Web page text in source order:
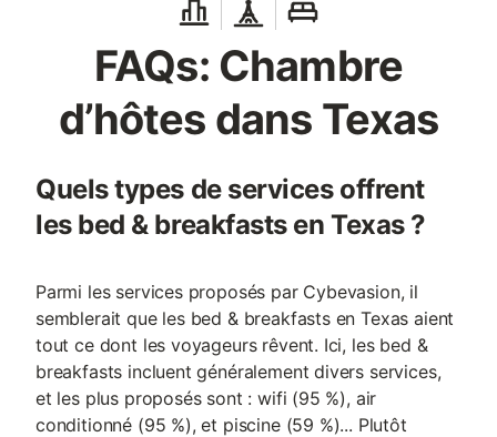
FAQs: Chambre
d’hôtes dans Texas
Quels types de services offrent
les bed & breakfasts en Texas ?
Parmi les services proposés par Cybevasion, il
semblerait que les bed & breakfasts en Texas aient
tout ce dont les voyageurs rêvent. Ici, les bed &
breakfasts incluent généralement divers services,
et les plus proposés sont : wifi (95 %), air
conditionné (95 %), et piscine (59 %)... Plutôt